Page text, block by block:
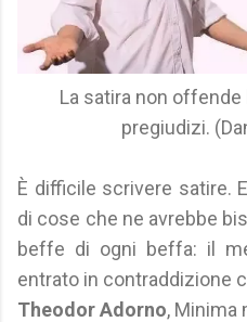
La satira non
pregiudizi.
È difficile scrivere satire.
di cose che ne avrebbe
beffe di ogni beffa: il
entrato in contraddizione
Theodor Adorno, Minima